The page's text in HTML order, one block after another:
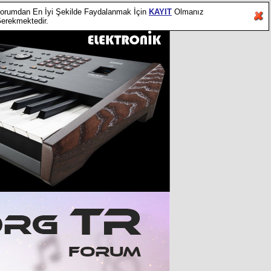
En İyi Şekilde Faydalanmak İçin KAYIT Olmanız